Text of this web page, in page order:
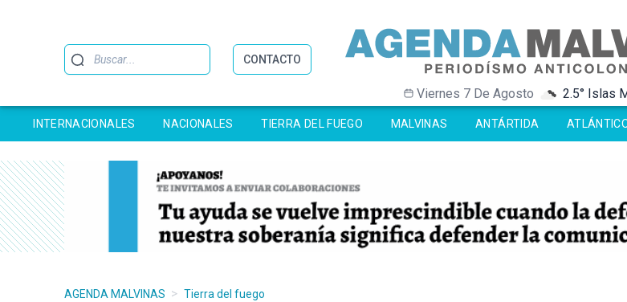
Buscar CONTACTO
Viernes 7 De Agosto -30.5°
-1.9°
2.5° Islas
-30.5°
-1.9°
INTERNACIONALES NACIONALES TIERRA DEL FUEGO MALVINAS ANTÁRTIDA
AGENDA MALVINAS > Tierra del fuego